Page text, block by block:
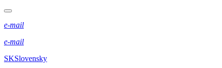
e-mail
e-mail
SKSlovensky